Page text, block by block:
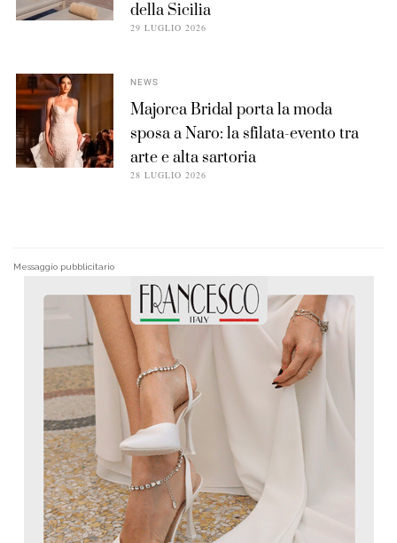
della Sicilia
29 LUGLIO 2026
NEWS
Majorca Bridal porta la moda
sposa a Naro: la sfilata-evento tra
arte e alta sartoria
28 LUGLIO 2026
Messaggio pubblicitario